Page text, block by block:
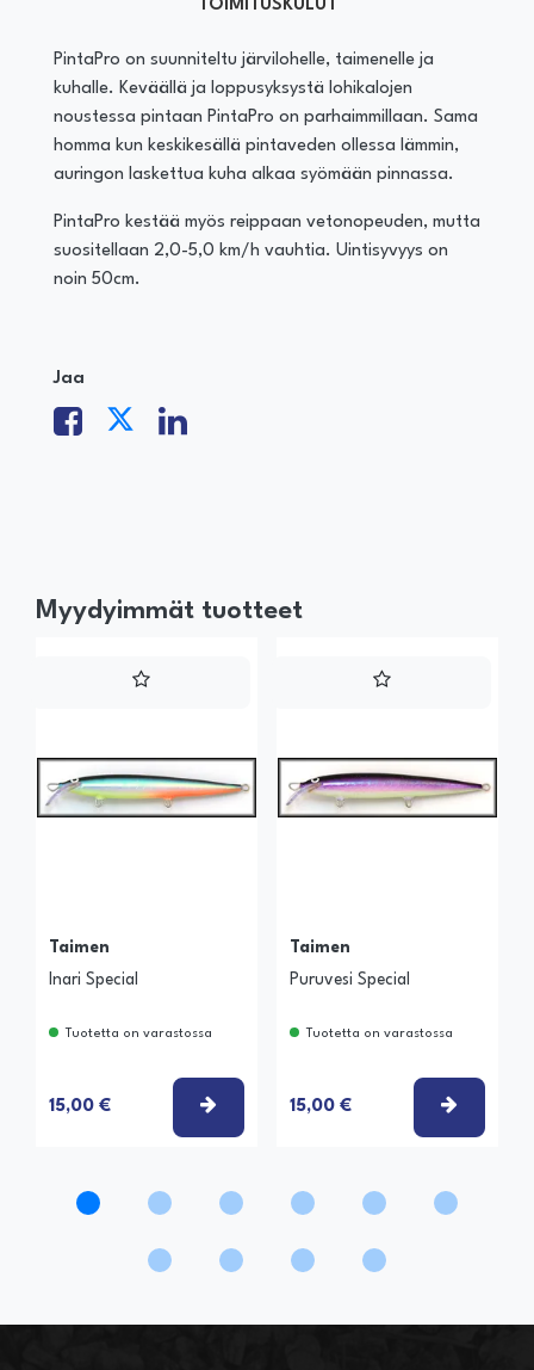
TOIMITUSKULUT
PintaPro on suunniteltu järvilohelle, taimenelle ja
kuhalle. Keväällä ja loppusyksystä lohikalojen
noustessa pintaan PintaPro on parhaimmillaan. Sama
homma kun keskikesällä pintaveden ollessa lämmin,
auringon laskettua kuha alkaa syömään pinnassa.
PintaPro kestää myös reippaan vetonopeuden, mutta
suositellaan 2,0-5,0 km/h vauhtia. Uintisyvyys on
noin 50cm.
Jaa
Myydyimmät tuotteet
Taimen
Inari Special
Tuotetta on varastossa
15,00 € VALITSE VAIHTOEHTO
Taimen
Puruvesi Special
Tuotetta on varastossa
15,00 €